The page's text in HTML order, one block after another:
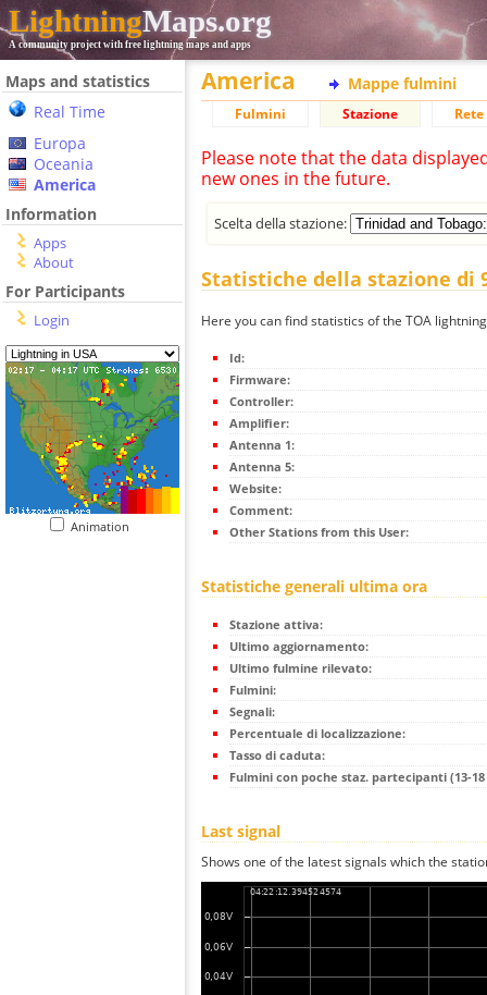
LightningMaps.org
A community project with free lightning maps and apps
Maps and statistics
Real Time
Europa
Oceania
America
Information
Apps
About
For Participants
Login
Animation
America Mappe fulmini
Fulmini Stazione
Please note that the data
new ones in the future.
Scelta della stazione:
Statistiche della stazione di
Here you can find statistics of the TOA
Id:
Firmware:
Controller:
Amplifier:
Antenna 1:
Antenna 5:
Website:
Comment:
Other Stations from this User:
Statistiche generali ultima ora
Stazione attiva:
Ultimo aggiornamento:
Ultimo fulmine rilevato:
Fulmini:
Segnali:
Percentuale di localizzazione:
Tasso di caduta:
Fulmini con poche staz. partecipanti (13-
Last signal
Shows one of the latest signals which the